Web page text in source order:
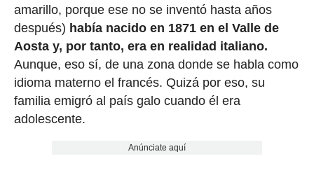
amarillo, porque ese no se inventó hasta años
después) había nacido en 1871 en el Valle de
Aosta y, por tanto, era en realidad italiano.
Aunque, eso sí, de una zona donde se habla como
idioma materno el francés. Quizá por eso, su
familia emigró al país galo cuando él era
adolescente.
Anúnciate aquí